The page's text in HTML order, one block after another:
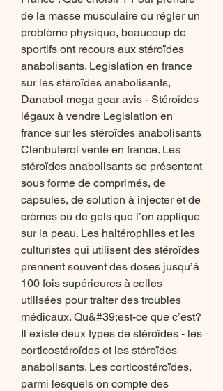
de la masse musculaire ou régler un
problème physique, beaucoup de
sportifs ont recours aux stéroïdes
anabolisants. Legislation en france
sur les stéroïdes anabolisants,
Danabol mega gear avis - Stéroïdes
légaux à vendre Legislation en
france sur les stéroïdes anabolisants
Clenbuterol vente en france. Les
stéroïdes anabolisants se présentent
sous forme de comprimés, de
capsules, de solution à injecter et de
crèmes ou de gels que l’on applique
sur la peau. Les haltérophiles et les
culturistes qui utilisent des stéroïdes
prennent souvent des doses jusqu’à
100 fois supérieures à celles
utilisées pour traiter des troubles
médicaux. Qu&#39;est-ce que c’est?
Il existe deux types de stéroïdes - les
corticostéroïdes et les stéroïdes
anabolisants. Les corticostéroïdes,
parmi lesquels on compte des